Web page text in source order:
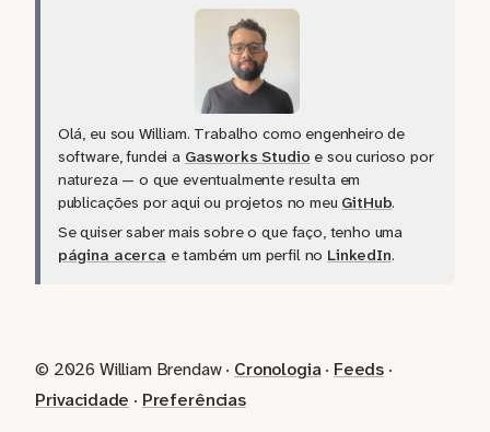
Olá, eu sou William. Trabalho como engenheiro de
software, fundei a Gasworks Studio e sou curioso por
natureza — o que eventualmente resulta em
publicações por aqui ou projetos no meu GitHub.
Se quiser saber mais sobre o que faço, tenho uma
página acerca e também um perfil no LinkedIn.
© 2026 William Brendaw · Cronologia· Feeds ·
Privacidade · Preferências